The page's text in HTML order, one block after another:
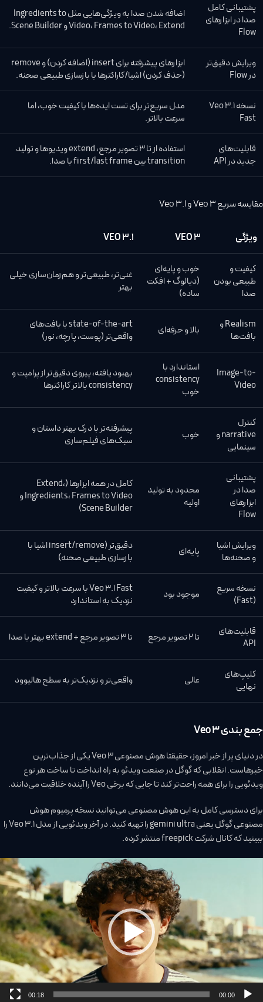
پشتیبانی کامل
صدا در ابزارهای
Flow
اضافه شدن صدا به ویژگی‌هایی مثل Ingredients to
Video، Frames to Video، Extend و Scene Builder.
ویرایش دقیق‌تر
در Flow
ابزارهای پیشرفته برای insert (اضافه کردن) و remove
(حذف کردن) اشیا/کاراکترها با بازسازی طبیعی صحنه.
نسخه Veo 3.1
Fast
مدل سریع‌تر برای تست ایده‌ها با کیفیت خوب، اما
سرعت بالاتر.
قابلیت‌های
جدید در API
استفاده از تا ۳ تصویر مرجع، extend ویدیوها و تولید
transition بین first/last frame با صدا.
مقایسه سریع Veo 3 و Veo 3.1
ویژگی VEO 3
VEO 3.1
کیفیت و
طبیعی بودن
صدا
خوب و پایه‌ای
(دیالوگ + افکت
ساده)
غنی‌تر، طبیعی‌تر و هم‌زمان‌سازی خیلی
بهتر
Realism و
بافت‌ها
بالا و حرفه‌ای
state-of-the-art با بافت‌های
واقعی‌تر (پوست، پارچه، نور)
Image-to-
Video
استاندارد با
consistency
خوب
بهبود یافته، پیروی دقیق‌تر از پرامپت و
consistency بالاتر کاراکترها
کنترل
narrative و
سینمایی
خوب
پیشرفته‌تر با درک بهتر داستان و
سبک‌های فیلم‌سازی
پشتیبانی
صدا در
ابزارهای
Flow
محدود به تولید
اولیه
کامل در همه ابزارها (Extend،
Ingredients، Frames to Video و
Scene Builder)
ویرایش اشیا
و صحنه‌ها
پایه‌ای
دقیق‌تر (insert/remove اشیا با
بازسازی طبیعی صحنه)
نسخه سریع
(Fast)
موجود بود
Veo 3.1 Fast با سرعت بالاتر و کیفیت
نزدیک به استاندارد
قابلیت‌های
API
تا ۲ تصویر مرجع تا ۳ تصویر مرجع + extend بهتر با صدا
کلیپ‌های
نهایی
عالی واقعی‌تر و نزدیک‌تر به سطح هالیوود
جمع بندی Veo 3
در دنیای پر از خبر امروز، حقیقتا هوش مصنوعی Veo 3 یکی از جذاب‌ترین
خبرهاست. انقلابی که گوگل در صنعت ویدئو به راه انداخت تا ساخت هر نوع
ویدئویی را برای همه راحت‌تر کند تا جایی که برخی Veo را آینده خلاقیت می‌دانند.
برای دسترسی کامل به این هوش مصنوعی می‌توانید نسخه پرمیوم هوش
مصنوعی گوگل یعنی gemini ultra را تهیه کنید. در آخر ویدئویی از مدل Veo 3.1 را
ببینید که کانال شرکت freepick منتشر کرده.
00:00
00:18